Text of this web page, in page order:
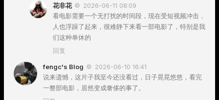
花非花
2026-06-11 08:09
看电影需要一个无打扰的时间段，现在受短视频冲击，
人也浮躁了起来，很难静下来看一部电影了，特别是我
们这种单休的
回复
fengc's Blog
2026-06-10 16:41
说来遗憾，这片子我至今还没看过，日子晃晃悠悠，看完
一整部电影，居然变成奢侈的事了。